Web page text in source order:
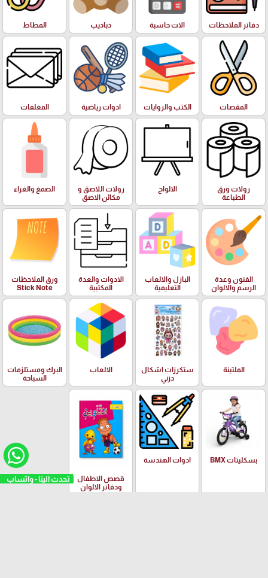
تحدث الينا - واتساب
دفاتر الملاحظات الات حاسبة دباديب المطاط
المقصات الكتب والروايات ادوات رياضية المغلفات
رولات ورق
الطباعة
الالواح
رولات اللاصق و
مكائن الاصق
الصمغ والغراء
الفنون وعدة
الرسم والالوان
البازل والالعاب
التعليمية
الادوات والعدة
المكتبية
ورق الملاحظات
Stick Note
الملتينة
ستكرزات اشكال
دزني
الالعاب
البرك ومستلزمات
السباحة
بسكليتات BMX ادوات الهندسة
قصص الاطفال
ودفاتر الالوان